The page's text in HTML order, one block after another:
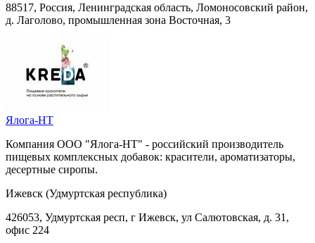
88517, Россия, Ленинградская область, Ломоносовский район,
д. Лаголово, промышленная зона Восточная, 3
Ялога-НТ
Компания ООО "Ялога-НТ" - российский производитель
пищевых комплексных добавок: красители, ароматизаторы,
десертные сиропы.
Ижевск (Удмуртская республика)
426053, Удмуртская респ, г Ижевск, ул Салютовская, д. 31,
офис 224